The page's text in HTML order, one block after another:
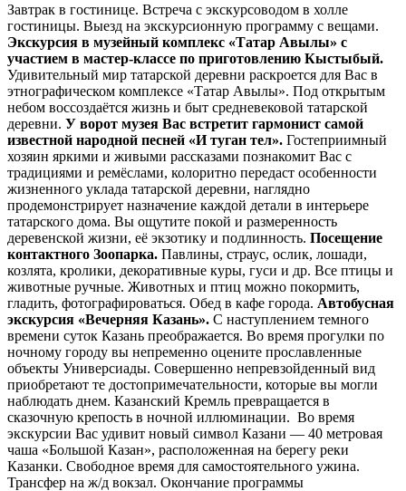
Завтрак в гостинице. Встреча с экскурсоводом в холле
гостиницы. Выезд на экскурсионную программу с вещами.
Экскурсия в музейный комплекс «Татар Авылы» с
участием в мастер-классе по приготовлению Кыстыбый.
Удивительный мир татарской деревни раскроется для Вас в
этнографическом комплексе «Татар Авылы». Под открытым
небом воссоздаётся жизнь и быт средневековой татарской
деревни. У ворот музея Вас встретит гармонист самой
известной народной песней «И туган тел». Гостеприимный
хозяин яркими и живыми рассказами познакомит Вас с
традициями и ремёслами, колоритно передаст особенности
жизненного уклада татарской деревни, наглядно
продемонстрирует назначение каждой детали в интерьере
татарского дома. Вы ощутите покой и размеренность
деревенской жизни, её экзотику и подлинность. Посещение
контактного Зоопарка. Павлины, страус, ослик, лошади,
козлята, кролики, декоративные куры, гуси и др. Все птицы и
животные ручные. Животных и птиц можно покормить,
гладить, фотографироваться. Обед в кафе города. Автобусная
экскурсия «Вечерняя Казань». С наступлением темного
времени суток Казань преображается. Во время прогулки по
ночному городу вы непременно оцените прославленные
объекты Универсиады. Совершенно непревзойденный вид
приобретают те достопримечательности, которые вы могли
наблюдать днем. Казанский Кремль превращается в
сказочную крепость в ночной иллюминации. Во время
экскурсии Вас удивит новый символ Казани — 40 метровая
чаша «Большой Казан», расположенная на берегу реки
Казанки. Свободное время для самостоятельного ужина.
Трансфер на ж/д вокзал. Окончание программы